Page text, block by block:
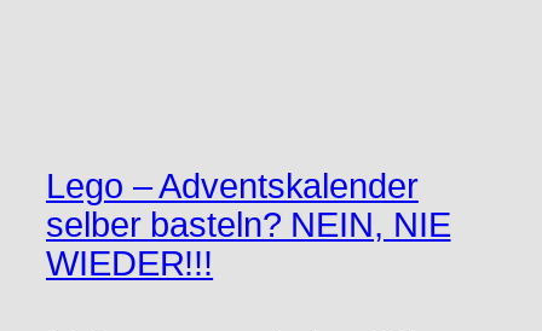
Lego – Adventskalender
selber basteln? NEIN, NIE
WIEDER!!!